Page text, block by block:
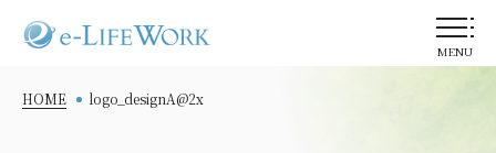
MENU
HOME logo_designA@2x